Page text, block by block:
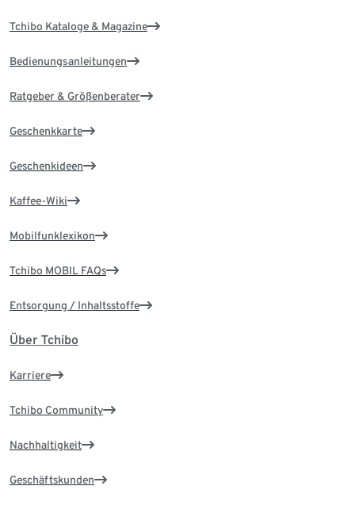
Tchibo Kataloge & Magazine
Bedienungsanleitungen
Ratgeber & Größenberater
Geschenkkarte
Geschenkideen
Kaffee-Wiki
Mobilfunklexikon
Tchibo MOBIL FAQs
Entsorgung / Inhaltsstoffe
Über Tchibo
Karriere
Tchibo Community
Nachhaltigkeit
Geschäftskunden